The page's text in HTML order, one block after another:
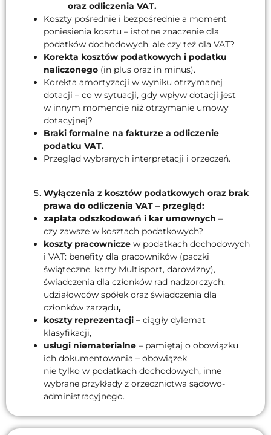
oraz odliczenia VAT.
Koszty pośrednie i bezpośrednie a moment
poniesienia kosztu – istotne znaczenie dla
podatków dochodowych, ale czy też dla VAT?
Korekta kosztów podatkowych i podatku
naliczonego (in plus oraz in minus).
Korekta amortyzacji w wyniku otrzymanej
dotacji – co w sytuacji, gdy wpływ dotacji jest
w innym momencie niż otrzymanie umowy
dotacyjnej?
Braki formalne na fakturze a odliczenie
podatku VAT.
Przegląd wybranych interpretacji i orzeczeń.
Wyłączenia z kosztów podatkowych oraz brak
prawa do odliczenia VAT – przegląd:
zapłata odszkodowań i kar umownych –
czy zawsze w kosztach podatkowych?
koszty pracownicze w podatkach dochodowych
i VAT: benefity dla pracowników (paczki
świąteczne, karty Multisport, darowizny),
świadczenia dla członków rad nadzorczych,
udziałowców spółek oraz świadczenia dla
członków zarządu,
koszty reprezentacji – ciągły dylemat
klasyfikacji,
usługi niematerialne – pamiętaj o obowiązku
ich dokumentowania – obowiązek
nie tylko w podatkach dochodowych, inne
wybrane przykłady z orzecznictwa sądowo-
administracyjnego.